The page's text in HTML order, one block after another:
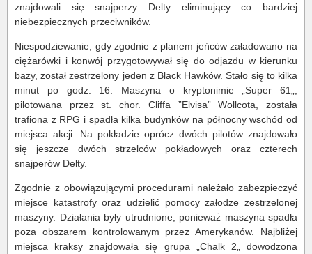
znajdowali się snajperzy Delty eliminujący co bardziej
niebezpiecznych przeciwników.
Niespodziewanie, gdy zgodnie z planem jeńców załadowano na
ciężarówki i konwój przygotowywał się do odjazdu w kierunku
bazy, został zestrzelony jeden z Black Hawków. Stało się to kilka
minut po godz. 16. Maszyna o kryptonimie „Super 61„,
pilotowana przez st. chor. Cliffa ”Elvisa” Wollcota, została
trafiona z RPG i spadła kilka budynków na północny wschód od
miejsca akcji. Na pokładzie oprócz dwóch pilotów znajdowało
się jeszcze dwóch strzelców pokładowych oraz czterech
snajperów Delty.
Zgodnie z obowiązującymi procedurami należało zabezpieczyć
miejsce katastrofy oraz udzielić pomocy załodze zestrzelonej
maszyny. Działania były utrudnione, ponieważ maszyna spadła
poza obszarem kontrolowanym przez Amerykanów. Najbliżej
miejsca kraksy znajdowała się grupa „Chalk 2„ dowodzona